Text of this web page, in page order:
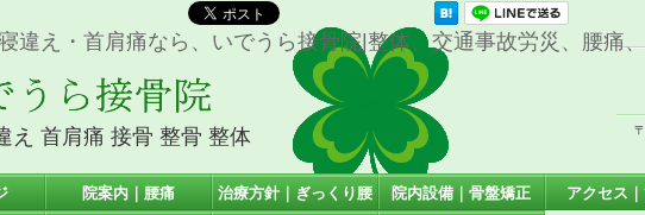
違え・首肩痛なら、いでうら接骨院|整体、交通事故労災、腰痛
え 首肩痛 接骨 整骨 整体
院案内｜腰痛 治療方針｜ぎっくり腰 院内設備｜骨盤矯正 アクセス